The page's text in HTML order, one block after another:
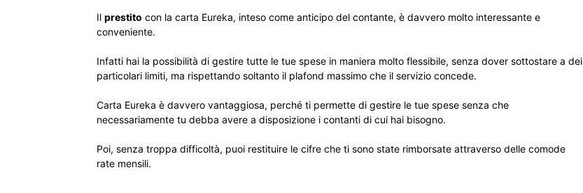
Il prestito con la carta Eureka, inteso come anticipo del contante, è davvero molto interessante e
conveniente.
Infatti hai la possibilità di gestire tutte le tue spese in maniera molto flessibile, senza dover sottostare a dei
particolari limiti, ma rispettando soltanto il plafond massimo che il servizio concede.
Carta Eureka è davvero vantaggiosa, perché ti permette di gestire le tue spese senza che
necessariamente tu debba avere a disposizione i contanti di cui hai bisogno.
Poi, senza troppa difficoltà, puoi restituire le cifre che ti sono state rimborsate attraverso delle comode
rate mensili.